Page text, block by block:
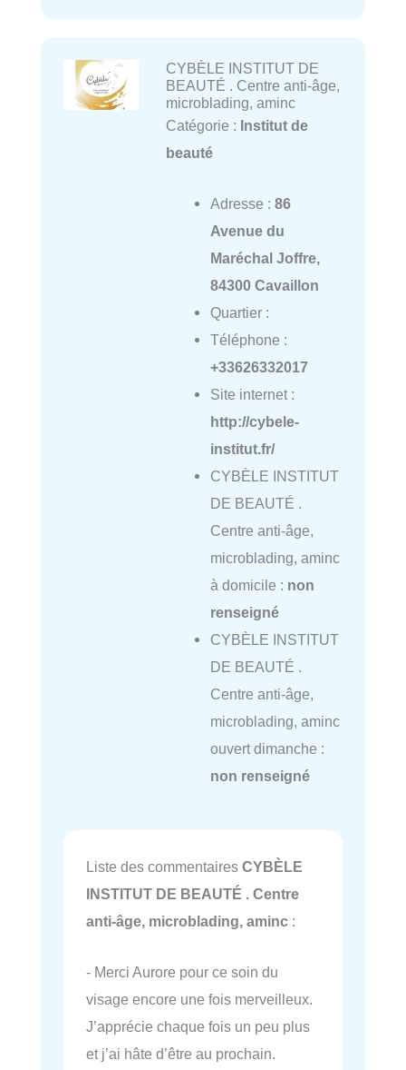
CYBÈLE INSTITUT DE
BEAUTÉ . Centre anti-âge,
microblading, aminc
Catégorie : Institut de
beauté
Adresse : 86
Avenue du
Maréchal Joffre,
84300 Cavaillon
Quartier :
Téléphone :
+33626332017
Site internet :
http://cybele-
institut.fr/
CYBÈLE INSTITUT
DE BEAUTÉ .
Centre anti-âge,
microblading, aminc
à domicile : non
renseigné
CYBÈLE INSTITUT
DE BEAUTÉ .
Centre anti-âge,
microblading, aminc
ouvert dimanche :
non renseigné
Liste des commentaires CYBÈLE
INSTITUT DE BEAUTÉ . Centre
anti-âge, microblading, aminc :
- Merci Aurore pour ce soin du
visage encore une fois merveilleux.
J’apprécie chaque fois un peu plus
et j’ai hâte d’être au prochain.